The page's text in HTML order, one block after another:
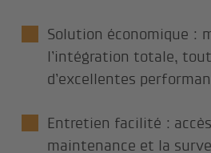
Solution économique :
l’intégration totale,
d’excellentes
Entretien facilité :
maintenance et la